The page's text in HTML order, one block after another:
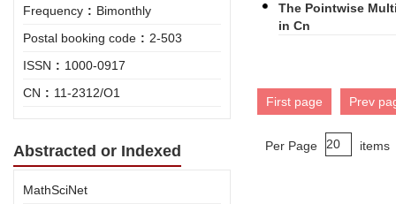
Frequency : Bimonthly
Postal booking code : 2-503
ISSN : 1000-0917
CN : 11-2312/O1
Abstracted or Indexed
MathSciNet
The Pointwise
in Cn
First page Prev
Per Page items